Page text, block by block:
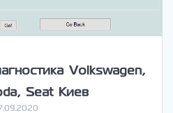
Volkswagen,
Seat Киев